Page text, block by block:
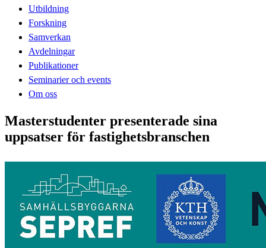
Utbildning
Forskning
Samverkan
Avdelningar
Publikationer
Seminarier och events
Om oss
Masterstudenter presenterade sina
uppsatser för fastighetsbranschen